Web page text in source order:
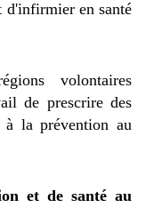
d'infirmier en santé
volontaires
de prescrire des
la prévention au
et de santé au